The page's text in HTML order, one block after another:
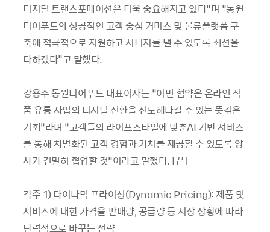
디지털 트랜스포메이션은 더욱 중요해지고 있다”며 “동원
디어푸드의 성공적인 고객 중심 커머스 및 물류플랫폼 구
축에 적극적으로 지원하고 시너지를 낼 수 있도록 최선을
다하겠다"고 말했다.
강용수 동원디어푸드 대표이사는 “이번 협약은 온라인 식
품 유통 사업의 디지털 전환을 선도해나갈 수 있는 뜻깊은
기회”라며 “고객들의 라이프스타일에 맞춘AI 기반 서비스
를 통해 차별화된 고객 경험과 가치를 제공할 수 있도록 양
사가 긴밀히 협업할 것”이라고 말했다. [끝]
각주 1) 다이나믹 프라이싱(Dynamic Pricing): 제품 및
서비스에 대한 가격을 판매량, 공급량 등 시장 상황에 따라
탄력적으로 바꾸는 전략